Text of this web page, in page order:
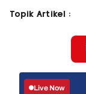
Topik Artikel :
Live Now